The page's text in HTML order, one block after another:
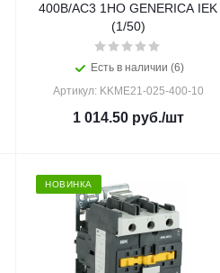
400В/АС3 1НО GENERICA IEK
(1/50)
Есть в наличии (6)
Артикул: KKME21-025-400-10
1 014.50руб./шт
НОВИНКА